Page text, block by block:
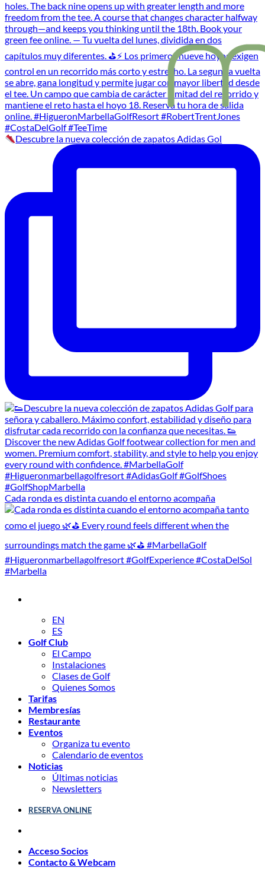
Descubre la nueva colección de zapatos Adidas Gol
Cada ronda es distinta cuando el entorno acompaña
EN
ES
Golf Club
El Campo
Instalaciones
Clases de Golf
Quienes Somos
Tarifas
Membresías
Restaurante
Eventos
Organiza tu evento
Calendario de eventos
Noticias
Últimas noticias
Newsletters
RESERVA ONLINE
Acceso Socios
Contacto & Webcam